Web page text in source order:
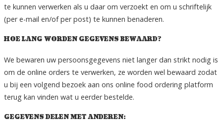
te kunnen verwerken als u daar om verzoekt en om u schriftelijk
(per e-mail en/of per post) te kunnen benaderen.
HOE LANG WORDEN GEGEVENS BEWAARD?
We bewaren uw persoonsgegevens niet langer dan strikt nodig is
om de online orders te verwerken, ze worden wel bewaard zodat
u bij een volgend bezoek aan ons online food ordering platform
terug kan vinden wat u eerder bestelde.
GEGEVENS DELEN MET ANDEREN: